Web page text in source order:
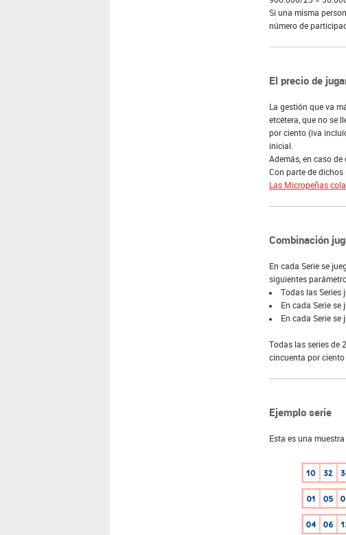
Si una misma
número de
El precio de
La gestión que va
etcétera, que no se
por ciento (iva
inicial.
Además, en caso
Con parte de
Las Micropeñas
Combinación
En cada Serie se
siguientes
Todas las Series
En cada Serie
En cada Serie
Todas las series de
cincuenta por
Ejemplo serie
Esta es una